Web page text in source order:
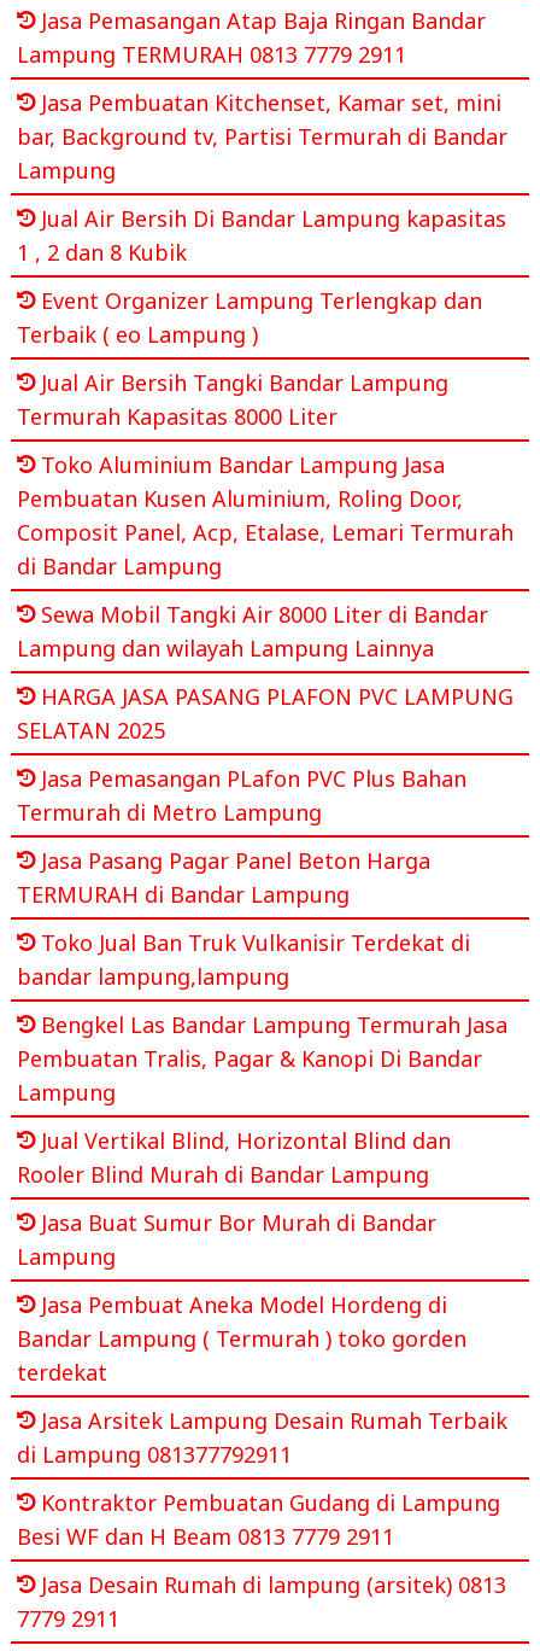
Jasa Pemasangan Atap Baja Ringan Bandar
Lampung TERMURAH 0813 7779 2911
Jasa Pembuatan Kitchenset, Kamar set, mini
bar, Background tv, Partisi Termurah di Bandar
Lampung
Jual Air Bersih Di Bandar Lampung kapasitas
1 , 2 dan 8 Kubik
Event Organizer Lampung Terlengkap dan
Terbaik ( eo Lampung )
Jual Air Bersih Tangki Bandar Lampung
Termurah Kapasitas 8000 Liter
Toko Aluminium Bandar Lampung Jasa
Pembuatan Kusen Aluminium, Roling Door,
Composit Panel, Acp, Etalase, Lemari Termurah
di Bandar Lampung
Sewa Mobil Tangki Air 8000 Liter di Bandar
Lampung dan wilayah Lampung Lainnya
HARGA JASA PASANG PLAFON PVC LAMPUNG
SELATAN 2025
Jasa Pemasangan PLafon PVC Plus Bahan
Termurah di Metro Lampung
Jasa Pasang Pagar Panel Beton Harga
TERMURAH di Bandar Lampung
Toko Jual Ban Truk Vulkanisir Terdekat di
bandar lampung,lampung
Bengkel Las Bandar Lampung Termurah Jasa
Pembuatan Tralis, Pagar & Kanopi Di Bandar
Lampung
Jual Vertikal Blind, Horizontal Blind dan
Rooler Blind Murah di Bandar Lampung
Jasa Buat Sumur Bor Murah di Bandar
Lampung
Jasa Pembuat Aneka Model Hordeng di
Bandar Lampung ( Termurah ) toko gorden
terdekat
Jasa Arsitek Lampung Desain Rumah Terbaik
di Lampung 081377792911
Kontraktor Pembuatan Gudang di Lampung
Besi WF dan H Beam 0813 7779 2911
Jasa Desain Rumah di lampung (arsitek) 0813
7779 2911